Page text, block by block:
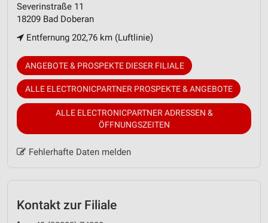
Severinstraße 11
18209 Bad Doberan
Entfernung 202,76 km (Luftlinie)
ANGEBOTE & PROSPEKTE DIESER FILIALE
ALLE ELECTRONICPARTNER PROSPEKTE & ANGEBOTE
ALLE ELECTRONICPARTNER ADRESSEN &
ÖFFNUNGSZEITEN
Fehlerhafte Daten melden
Kontakt zur Filiale